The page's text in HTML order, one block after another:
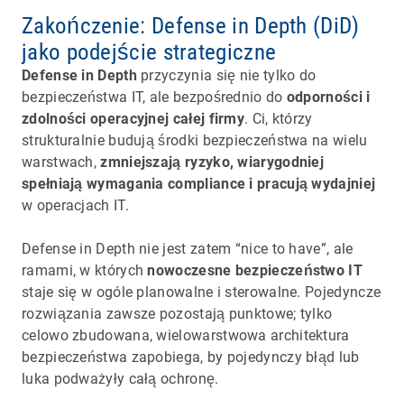
Zakończenie: Defense in Depth (DiD)
jako podejście strategiczne
Defense in Depth przyczynia się nie tylko do
bezpieczeństwa IT, ale bezpośrednio do odporności i
zdolności operacyjnej całej firmy. Ci, którzy
strukturalnie budują środki bezpieczeństwa na wielu
warstwach,zmniejszają ryzyko, wiarygodniej
spełniają wymagania compliance i pracują wydajniej
w operacjach IT.
Defense in Depth nie jest zatem “nice to have”, ale
ramami, w którychnowoczesne bezpieczeństwo IT
staje się w ogóle planowalne i sterowalne. Pojedyncze
rozwiązania zawsze pozostają punktowe; tylko
celowo zbudowana, wielowarstwowa architektura
bezpieczeństwa zapobiega, by pojedynczy błąd lub
luka podważyły całą ochronę.